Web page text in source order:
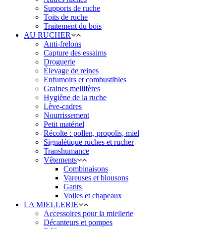
Supports de ruche
Toits de ruche
Traitement du bois
AU RUCHER
Anti-frelons
Capture des essaims
Droguerie
Élevage de reines
Enfumoirs et combustibles
Graines mellifères
Hygiène de la ruche
Lève-cadres
Nourrissement
Petit matériel
Récolte : pollen, propolis, miel
Signalétique ruches et rucher
Transhumance
Vêtements
Combinaisons
Vareuses et blousons
Gants
Voiles et chapeaux
LA MIELLERIE
Accessoires pour la miellerie
Décanteurs et pompes